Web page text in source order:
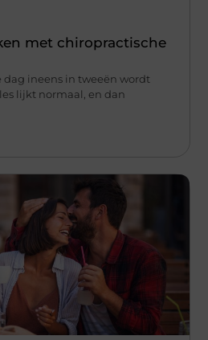
met chiropractische
dag ineens in tweeën wordt
lijkt normaal, en dan